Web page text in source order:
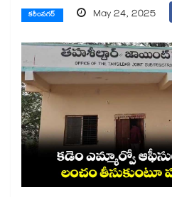
కరీంనగర్ May 24, 2025